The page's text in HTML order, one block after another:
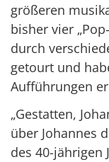
größeren
bisher vier
durch
getourt und
Aufführungen
„Gestatten,
über Johannes
des 40-jährigen